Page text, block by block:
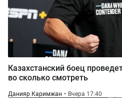
Казахстанский боец
во сколько смотреть
Данияр Каримжан Вчера 17:40